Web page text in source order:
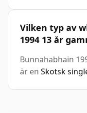
Vilken typ av
1994 13 år
Bunnahabhain
är en Skotsk